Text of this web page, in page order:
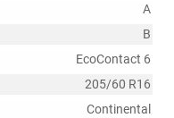
A
B
EcoContact 6
205/60 R16
Continental